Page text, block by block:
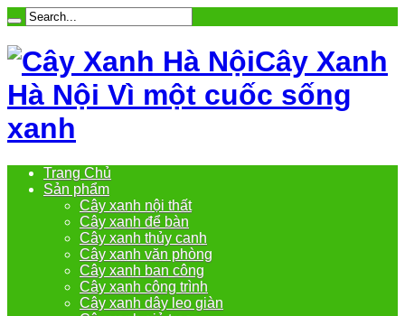
Cây Xanh
Hà Nội Vì một cuốc sống
xanh
Trang Chủ
Sản phẩm
Cây xanh nội thất
Cây xanh để bàn
Cây xanh thủy canh
Cây xanh văn phòng
Cây xanh ban công
Cây xanh công trình
Cây xanh dây leo giàn